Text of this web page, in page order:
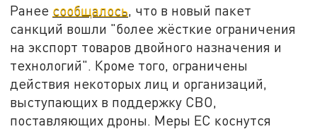
Ранее сообщалось, что в новый пакет
санкций вошли "более жёсткие ограничения
на экспорт товаров двойного назначения и
технологий". Кроме того, ограничены
действия некоторых лиц и организаций,
выступающих в поддержку СВО,
поставляющих дроны. Меры ЕС коснутся